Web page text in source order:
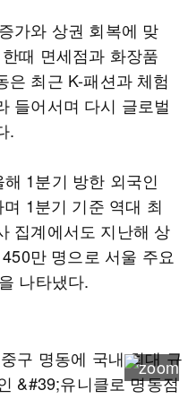
가와 상권 회복에 맞
때 면세점과 화장품
은 최근 K-패션과 체험
들어서며 다시 글로벌
.
1분기 방한 외국인
1분기 기준 역대 최
집계에서도 지난해 상
만 명으로 서울 주요
나타냈다.